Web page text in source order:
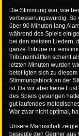
Die Stimmung war, wie
verbesserungswürdig.
über 90 Minuten lang
während des Spiels
bei den meisten Liedern,
ganze Tribüne mit
Tribünenhälften scheint
letzten Minuten wurden
beteiligten sich zu
Stimmungsblock an der
ist. Da wir aber keine
des Spiels gesungen
gut laufendes
War zwar nicht optimal,
Unsere Mannschaft
besiegte den Gegner aus